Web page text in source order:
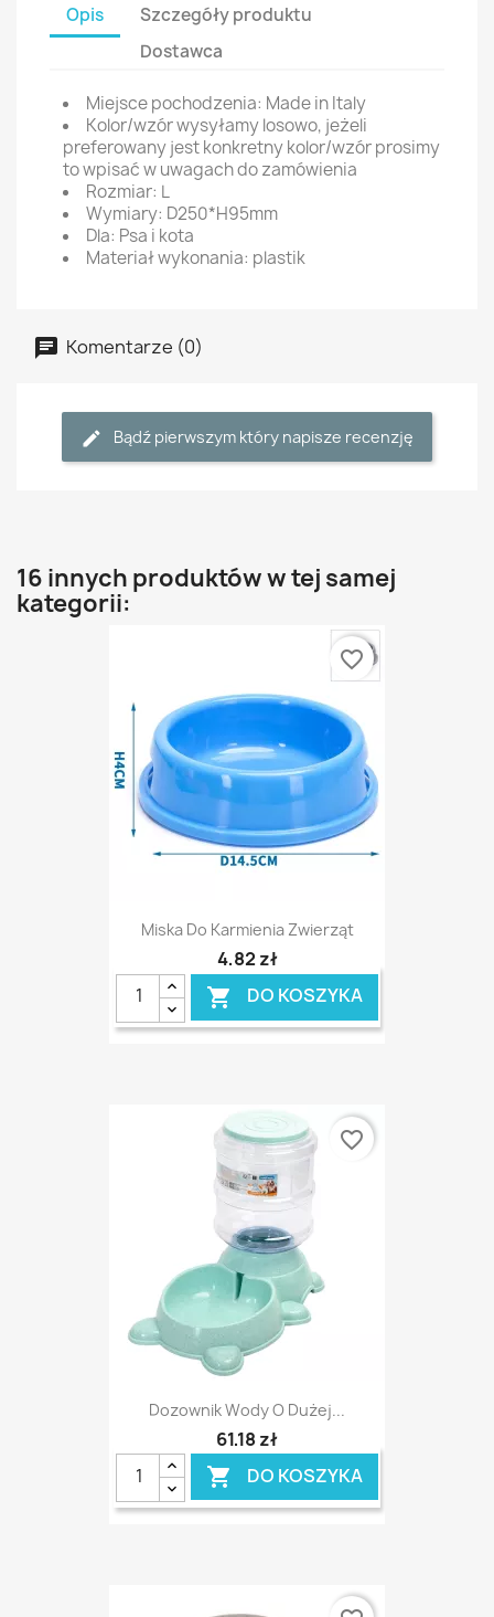
Opis
Szczegóły produktu
Dostawca
Miejsce pochodzenia: Made in Italy
Kolor/wzór wysyłamy losowo, jeżeli
preferowany jest konkretny kolor/wzór prosimy
to wpisać w uwagach do zamówienia
Rozmiar: L
Wymiary: D250*H95mm
Dla: Psa i kota
Materiał wykonania: plastik
Komentarze (0)
Bądź pierwszym który napisze recenzję
16 innych produktów w tej samej
kategorii:
Miska Do Karmienia Zwierząt
4,82 zł
 DO KOSZYKA
favorite_border
Dozownik Wody O Dużej...
61,18 zł
 DO KOSZYKA
favorite_border